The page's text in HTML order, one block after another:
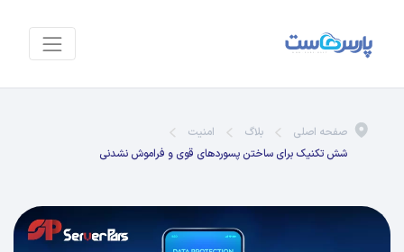
صفحه اصلی بلاگ
امنیت
شش تکنیک برای ساختن پسوردهای قوی و فراموش‌ نشدنی